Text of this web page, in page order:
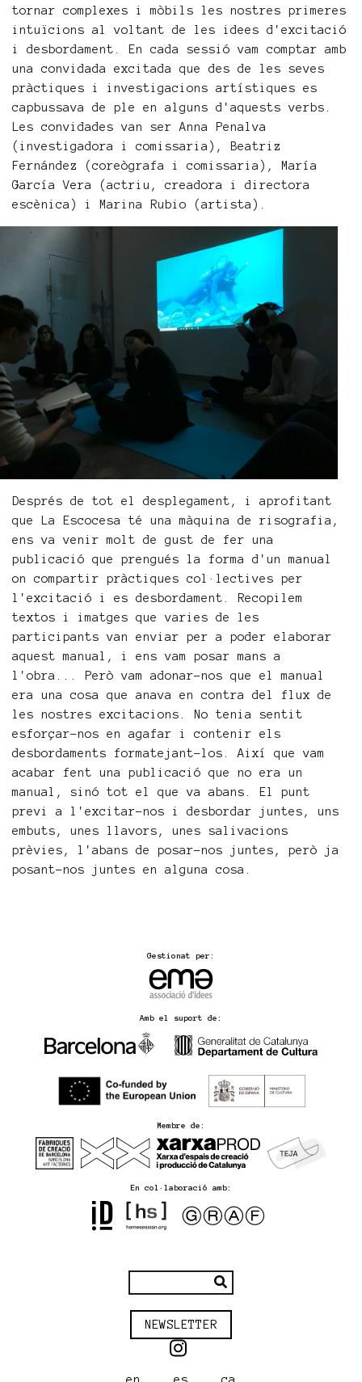
tornar complexes i mòbils les nostres primeres
intuïcions al voltant de les idees d'excitació
i desbordament. En cada sessió vam comptar amb
una convidada excitada que des de les seves
pràctiques i investigacions artístiques es
capbussava de ple en alguns d'aquests verbs.
Les convidades van ser Anna Penalva
(investigadora i comissaria), Beatriz
Fernández (coreògrafa i comissaria), María
García Vera (actriu, creadora i directora
escènica) i Marina Rubio (artista).
Després de tot el desplegament, i aprofitant
que La Escocesa té una màquina de risografia,
ens va venir molt de gust de fer una
publicació que prengués la forma d'un manual
on compartir pràctiques col·lectives per
l'excitació i es desbordament. Recopilem
textos i imatges que varies de les
participants van enviar per a poder elaborar
aquest manual, i ens vam posar mans a
l'obra... Però vam adonar-nos que el manual
era una cosa que anava en contra del flux de
les nostres excitacions. No tenia sentit
esforçar-nos en agafar i contenir els
desbordaments formatejant-los. Així que vam
acabar fent una publicació que no era un
manual, sinó tot el que va abans. El punt
previ a l'excitar-nos i desbordar juntes, uns
embuts, unes llavors, unes salivacions
prèvies, l'abans de posar-nos juntes, però ja
posant-nos juntes en alguna cosa.
Gestionat per:
Amb el suport de:
Membre de:
En col·laboració amb:
NEWSLETTER